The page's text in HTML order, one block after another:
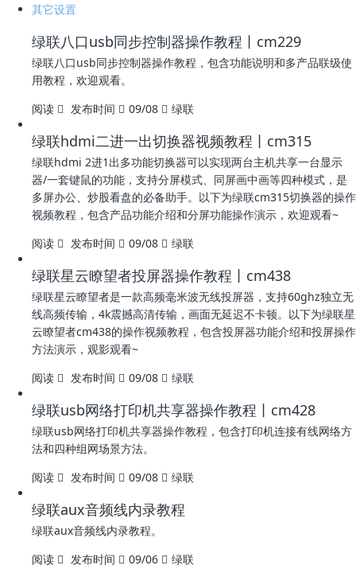
其它设置
绿联八口usb同步控制器操作教程丨cm229
绿联八口usb同步控制器操作教程，包含功能说明和多产品联级使
用教程，欢迎观看。
阅读
发布时间 09/08 绿联
绿联hdmi二进一出切换器视频教程丨cm315
绿联hdmi 2进1出多功能切换器可以实现两台主机共享一台显示
器/一套键鼠的功能，支持分屏模式、同屏画中画等四种模式，是
多屏办公、炒股看盘的必备助手。以下为绿联cm315切换器的操作
视频教程，包含产品功能介绍和分屏功能操作演示，欢迎观看~
阅读
发布时间 09/08 绿联
绿联星云瞭望者投屏器操作教程丨cm438
绿联星云瞭望者是一款高频毫米波无线投屏器，支持60ghz独立无
线高频传输，4k震撼高清传输，画面无延迟不卡顿。以下为绿联星
云瞭望者cm438的操作视频教程，包含投屏器功能介绍和投屏操作
方法演示，观影观看~
阅读
发布时间 09/08 绿联
绿联usb网络打印机共享器操作教程丨cm428
绿联usb网络打印机共享器操作教程，包含打印机连接有线网络方
法和四种组网场景方法。
阅读
发布时间 09/08 绿联
绿联aux音频线内录教程
绿联aux音频线内录教程。
阅读
发布时间 09/06 绿联